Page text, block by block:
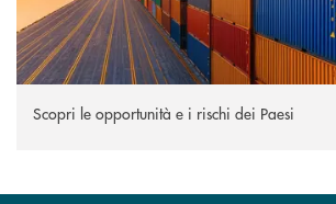
Scopri le opportunità e i rischi dei Paesi